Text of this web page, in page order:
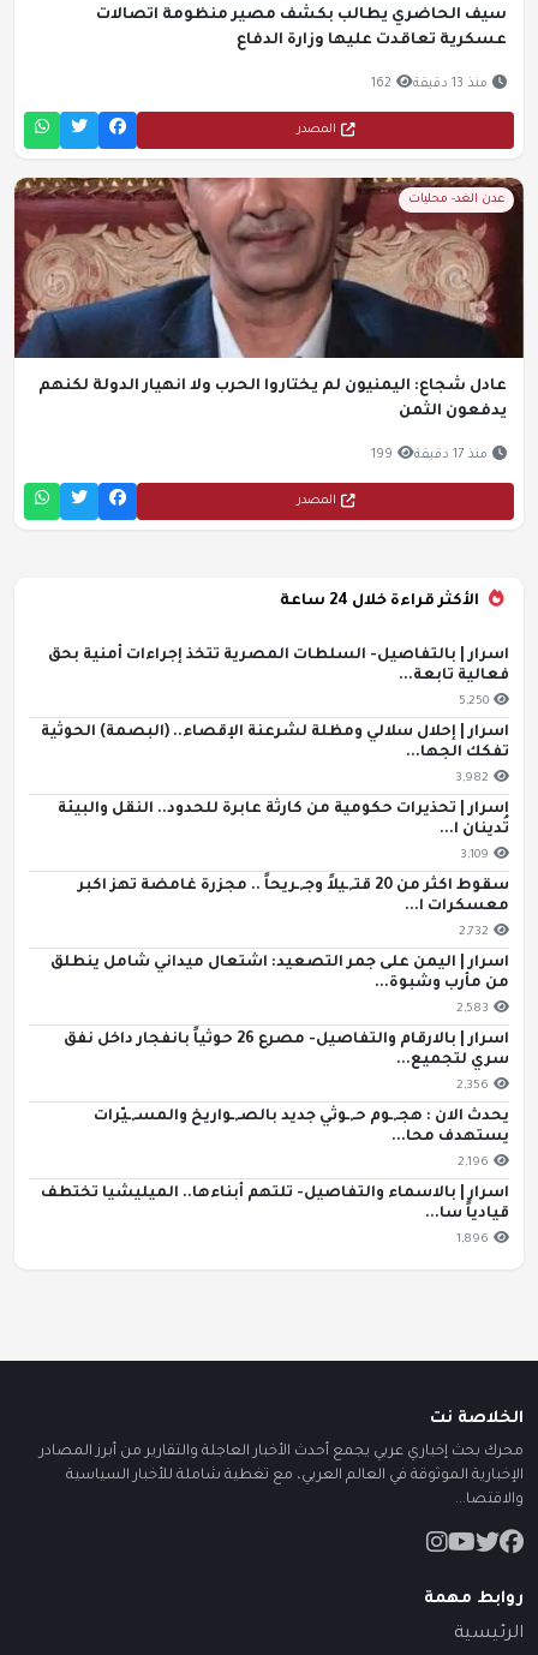
سيف الحاضري يطالب بكشف مصير منظومة اتصالات
عسكرية تعاقدت عليها وزارة الدفاع
منذ 13 دقيقة 162
المصدر
عدن الغد- محليات
عادل شجاع: اليمنيون لم يختاروا الحرب ولا انهيار الدولة لكنهم
يدفعون الثمن
منذ 17 دقيقة 199
المصدر
الأكثر قراءة خلال 24 ساعة
اسرار | بالتفاصيل- السلطات المصرية تتخذ إجراءات أمنية بحق
فعالية تابعة...
5,250
اسرار | إحلال سلالي ومظلة لشرعنة الإقصاء.. (البصمة) الحوثية
تفكك الجها...
3,982
اسرار | تحذيرات حكومية من كارثة عابرة للحدود.. النقل والبيئة
تُدينان ا...
3,109
سقوط اكثر من 20 قتـ,ـيلاً وجـ,ـريحاً .. مجزرة غامضة تهز اكبر
معسكرات ا...
2,732
اسرار | اليمن على جمر التصعيد: اشتعال ميداني شامل ينطلق
من مأرب وشبوة...
2,583
اسرار | بالارقام والتفاصيل- مصرع 26 حوثياً بانفجار داخل نفق
سري لتجميع...
2,356
يحدث الان : هجـ,ـوم حـ,ـوثي جديد بالصـ,ـواريخ والمسـ,ـيّرات
يستهدف محا...
2,196
اسرار | بالاسماء والتفاصيل- تلتهم أبناءها.. الميليشيا تختطف
قيادياً سا...
1,896
الخلاصة نت
محرك بحث إخباري عربي يجمع أحدث الأخبار العاجلة والتقارير من أبرز المصادر
الإخبارية الموثوقة في العالم العربي، مع تغطية شاملة للأخبار السياسية
والاقتصا...
روابط مهمة
الرئيسية